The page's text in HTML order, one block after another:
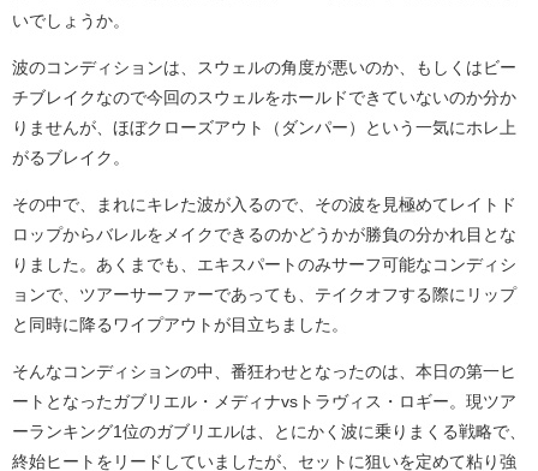
いでしょうか。
波のコンディションは、スウェルの角度が悪いのか、もしくはビー
チブレイクなので今回のスウェルをホールドできていないのか分か
りませんが、ほぼクローズアウト（ダンパー）という一気にホレ上
がるブレイク。
その中で、まれにキレた波が入るので、その波を見極めてレイトド
ロップからバレルをメイクできるのかどうかが勝負の分かれ目とな
りました。あくまでも、エキスパートのみサーフ可能なコンディシ
ョンで、ツアーサーファーであっても、テイクオフする際にリップ
と同時に降るワイプアウトが目立ちました。
そんなコンディションの中、番狂わせとなったのは、本日の第一ヒ
ートとなったガブリエル・メディナvsトラヴィス・ロギー。現ツア
ーランキング1位のガブリエルは、とにかく波に乗りまくる戦略で、
終始ヒートをリードしていましたが、セットに狙いを定めて粘り強